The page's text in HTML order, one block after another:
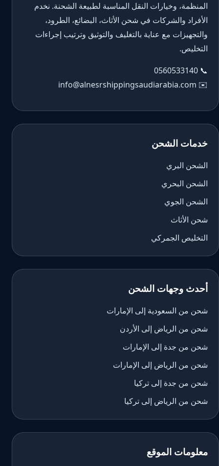
المنظمة، وخيارات النقل المناسبة لطبيعة الشحنة. نخدم
الأفراد والشركات في شحن الأثاث، البضائع، الطرود،
والتجهيزات مع عناية بالتغليف والتوثيق وترتيب إجراءات
التخليص.
📞
0560533140
✉️
info@alnesrshippingsaudiarabia.com
خدمات الشحن
الشحن البري
الشحن البحري
الشحن الجوي
شحن الأثاث
التخليص الجمركي
أحدث وجهات الشحن
شحن من السعودية إلى الإمارات
شحن من الرياض إلى الأردن
شحن من جدة إلى الإمارات
شحن من الرياض إلى الإمارات
شحن من جدة إلى تركيا
شحن من الرياض إلى تركيا
معلومات الموقع